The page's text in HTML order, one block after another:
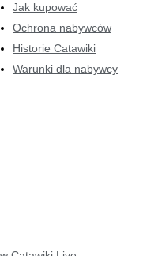
Jak kupować
Ochrona nabywców
Historie Catawiki
Warunki dla nabywcy